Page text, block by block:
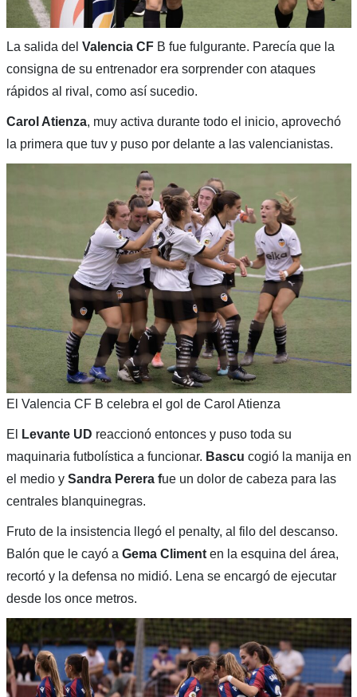
La salida del Valencia CF B fue fulgurante. Parecía que la
consigna de su entrenador era sorprender con ataques
rápidos al rival, como así sucedio.
Carol Atienza, muy activa durante todo el inicio, aprovechó
la primera que tuv y puso por delante a las valencianistas.
El Valencia CF B celebra el gol de Carol Atienza
El Levante UD reaccionó entonces y puso toda su
maquinaria futbolística a funcionar. Bascu cogió la manija en
el medio y Sandra Perera fue un dolor de cabeza para las
centrales blanquinegras.
Fruto de la insistencia llegó el penalty, al filo del descanso.
Balón que le cayó a Gema Climenten la esquina del área,
recortó y la defensa no midió. Lena se encargó de ejecutar
desde los once metros.